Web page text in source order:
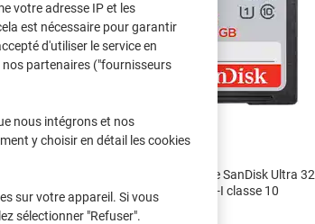
Carte mémoire SanDisk Ultra 32
Go SDHC UHS-I classe 10
votre adresse IP et les
est nécessaire pour garantir
d'utiliser le service en
partenaires ("fournisseurs
nous intégrons et nos
y choisir en détail les cookies
sur votre appareil. Si vous
sélectionner "Refuser".